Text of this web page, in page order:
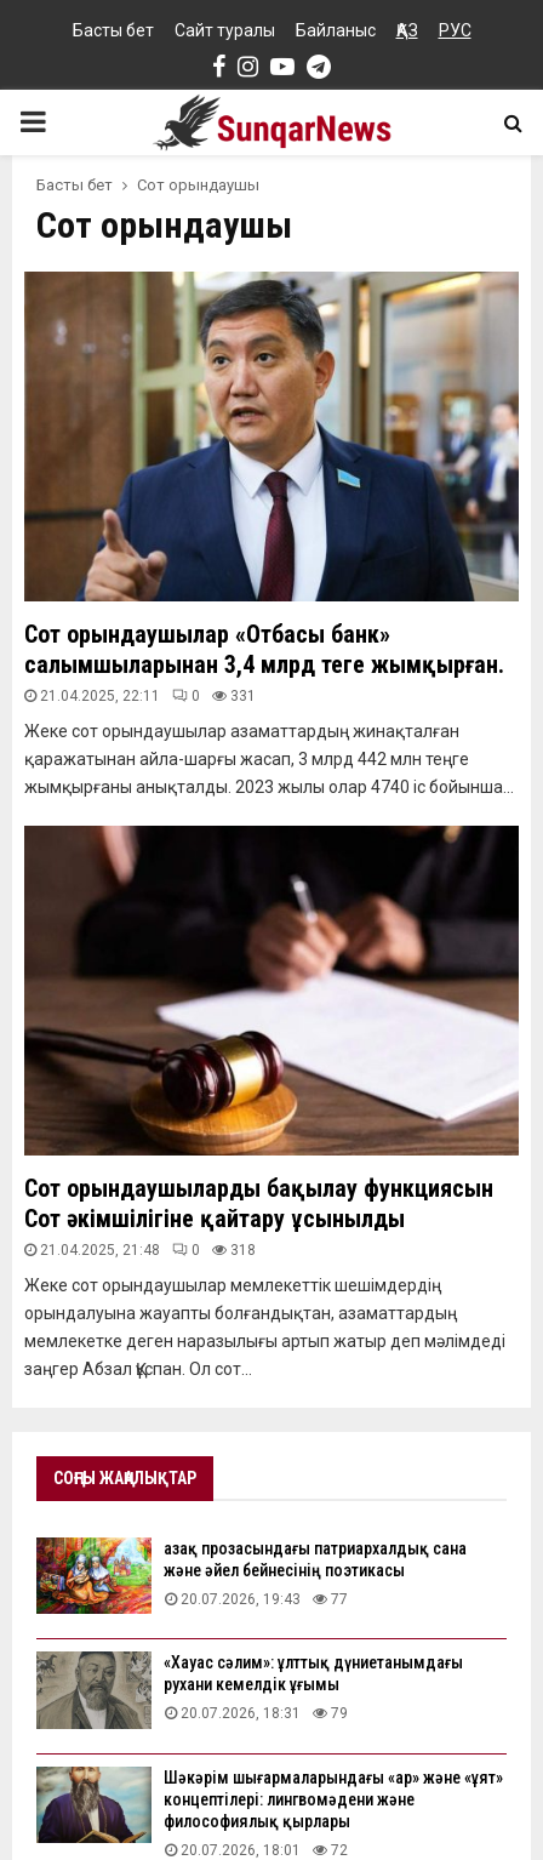
Басты бет Сайт туралы Байланыс ҚАЗ РУС
Facebook
Instagram
YoutubeTelegram
PRIMARY
MENU
Басты бет Сот орындаушы
Сот орындаушы
Сот орындаушылар «Отбасы банк»
салымшыларынан 3,4 млрд теңге жымқырған.
21.04.2025, 22:11 0 331
Жеке сот орындаушылар азаматтардың жинақталған
қаражатынан айла-шарғы жасап, 3 млрд 442 млн теңге
жымқырғаны анықталды. 2023 жылы олар 4740 іс бойынша...
Сот орындаушыларды бақылау функциясын
Сот әкімшілігіне қайтару ұсынылды
21.04.2025, 21:48 0 318
Жеке сот орындаушылар мемлекеттік шешімдердің
орындалуына жауапты болғандықтан, азаматтардың
мемлекетке деген наразылығы артып жатыр деп мәлімдеді
заңгер Абзал Құспан. Ол сот...
СОҢҒЫ ЖАҢАЛЫҚТАР
Қазақ прозасындағы патриархалдық сана
және әйел бейнесінің поэтикасы
20.07.2026, 19:43 77
«Хауас сәлим»: ұлттық дүниетанымдағы
рухани кемелдік ұғымы
20.07.2026, 18:31 79
Шәкәрім шығармаларындағы «ар» және «ұят»
концептілері: лингвомәдени және
философиялық қырлары
20.07.2026, 18:01 72